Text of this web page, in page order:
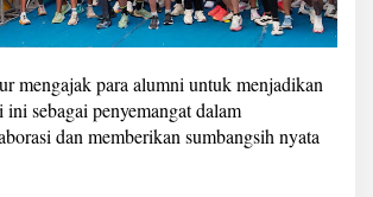
mengajak para alumni untuk menjadikan
sebagai penyemangat dalam
dan memberikan sumbangsih nyata